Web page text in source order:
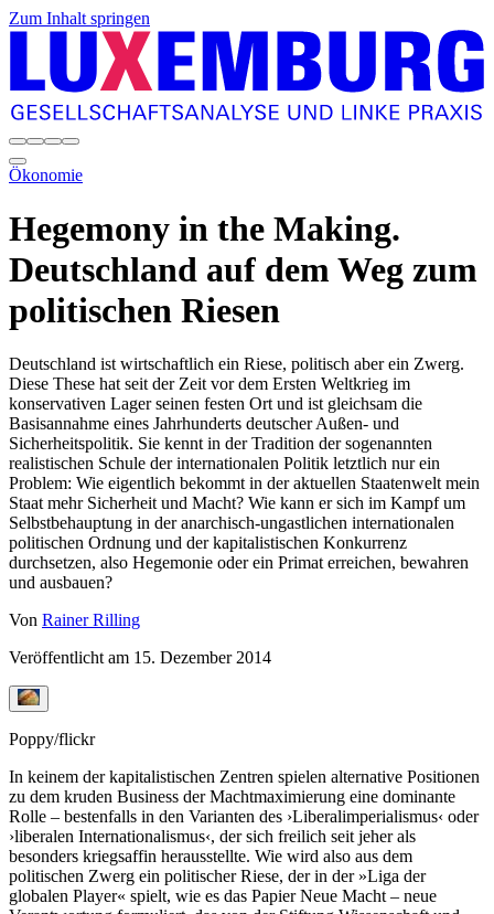
Zum Inhalt springen
Ökonomie
Hegemony in the Making.
Deutschland auf dem Weg zum
politischen Riesen
Deutschland ist wirtschaftlich ein Riese, politisch aber ein Zwerg.
Diese These hat seit der Zeit vor dem Ersten Weltkrieg im
konservativen Lager seinen festen Ort und ist gleichsam die
Basisannahme eines Jahrhunderts deutscher Außen- und
Sicherheitspolitik. Sie kennt in der Tradition der sogenannten
realistischen Schule der internationalen Politik letztlich nur ein
Problem: Wie eigentlich bekommt in der aktuellen Staatenwelt mein
Staat mehr Sicherheit und Macht? Wie kann er sich im Kampf um
Selbstbehauptung in der anarchisch-ungastlichen internationalen
politischen Ordnung und der kapitalistischen Konkurrenz
durchsetzen, also Hegemonie oder ein Primat erreichen, bewahren
und ausbauen?
Von Rainer Rilling
Veröffentlicht am 15. Dezember 2014
Poppy/flickr
In keinem der kapitalistischen Zentren spielen alternative Positionen
zu dem kruden Business der Machtmaximierung eine dominante
Rolle – bestenfalls in den Varianten des ›Liberalimperialismus‹ oder
›liberalen Internationalismus‹, der sich freilich seit jeher als
besonders kriegsaffin herausstellte. Wie wird also aus dem
politischen Zwerg ein politischer Riese, der in der »Liga der
globalen Player« spielt, wie es das Papier Neue Macht – neue